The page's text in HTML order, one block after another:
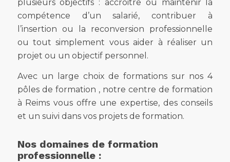
plusieurs objectifs : accroitre ou maintenir la
compétence d’un salarié, contribuer à
l’insertion ou la reconversion professionnelle
ou tout simplement vous aider à réaliser un
projet ou un objectif personnel.
Avec un large choix de formations sur nos 4
pôles de formation , notre centre de formation
à Reims vous offre une expertise, des conseils
et un suivi dans vos projets de formation.
Nos domaines de formation
professionnelle :